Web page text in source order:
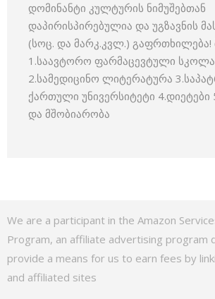
დომინანტი კულტურის ნიმუშებთან
დაპირისპირებულია და უგზავნის
(სოც. და მარკ.კვლ.) გაფრთხილება!
1.საავტორო ფარმაცევტული სკოლა
2.სამედიცინო ლიტერატურა
ქართული უნივერსიტეტი
და მშობიარობა
We are a participant in the Amazon
Program, an affiliate advertising program
provide a means for us to earn fees by
and affiliated sites